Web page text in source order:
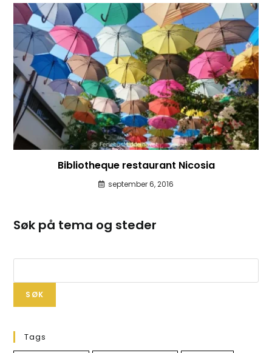
Bibliotheque restaurant Nicosia
september 6, 2016
Søk på tema og steder
SØK
Tags